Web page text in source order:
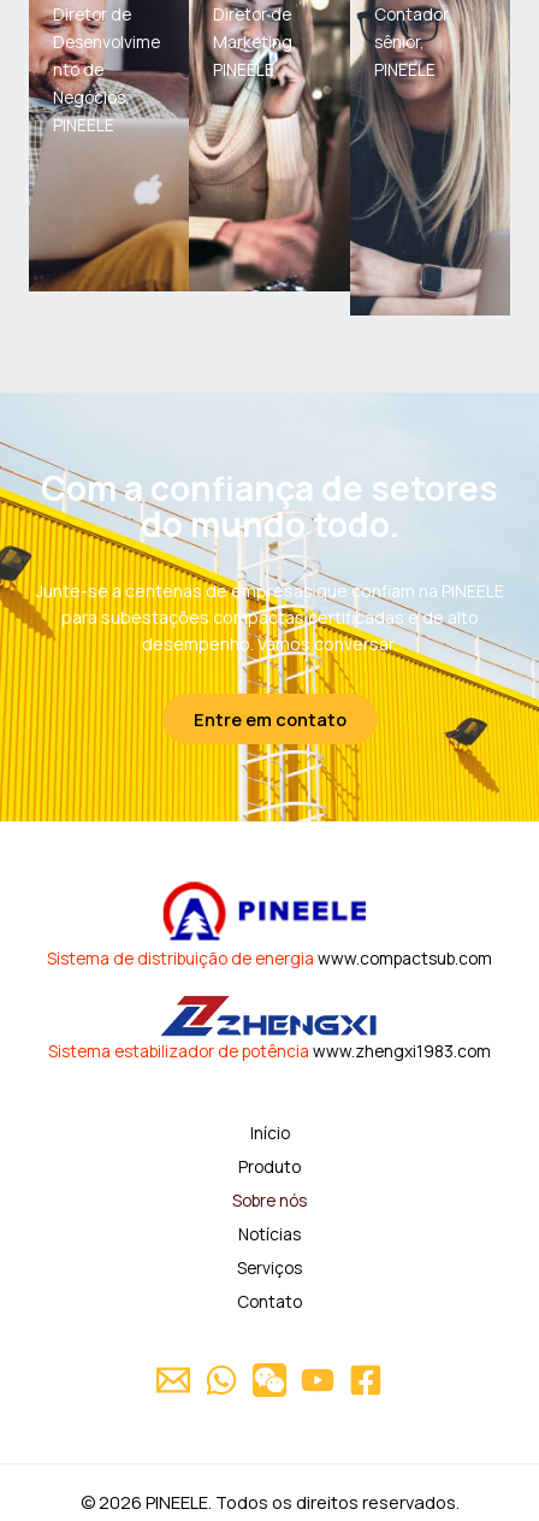
Diretor de
Desenvolvime
nto de
Negócios,
PINEELE
Diretor de
Marketing,
PINEELE
Contador
sênior,
PINEELE
Com a confiança de setores
do mundo todo.
Junte-se a centenas de empresas que confiam na PINEELE
para subestações compactas certificadas e de alto
desempenho. Vamos conversar.
Entre em contato
Sistema de distribuição de energia www.compactsub.com
Sistema estabilizador de potência www.zhengxi1983.com
Início
Produto
Sobre nós
Notícias
Serviços
Contato
© 2026 PINEELE. Todos os direitos reservados.